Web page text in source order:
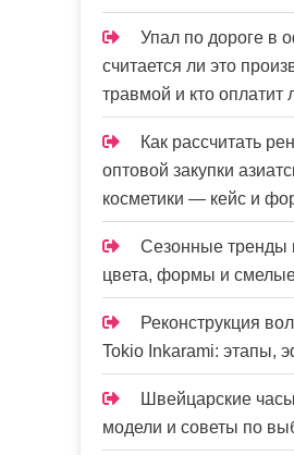
Упал по дороге в
считается ли это
травмой и кто оплатит
Как рассчитать
оптовой закупки
косметики — кейс и
Сезонные тренды
цвета, формы и
Реконструкция
Tokio Inkarami: этапы,
Швейцарские
модели и советы по